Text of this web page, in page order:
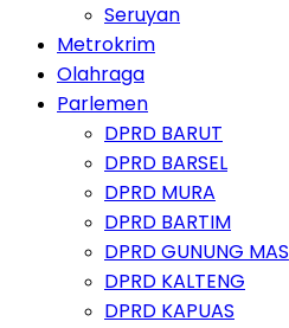
Seruyan
Metrokrim
Olahraga
Parlemen
DPRD BARUT
DPRD BARSEL
DPRD MURA
DPRD BARTIM
DPRD GUNUNG MAS
DPRD KALTENG
DPRD KAPUAS